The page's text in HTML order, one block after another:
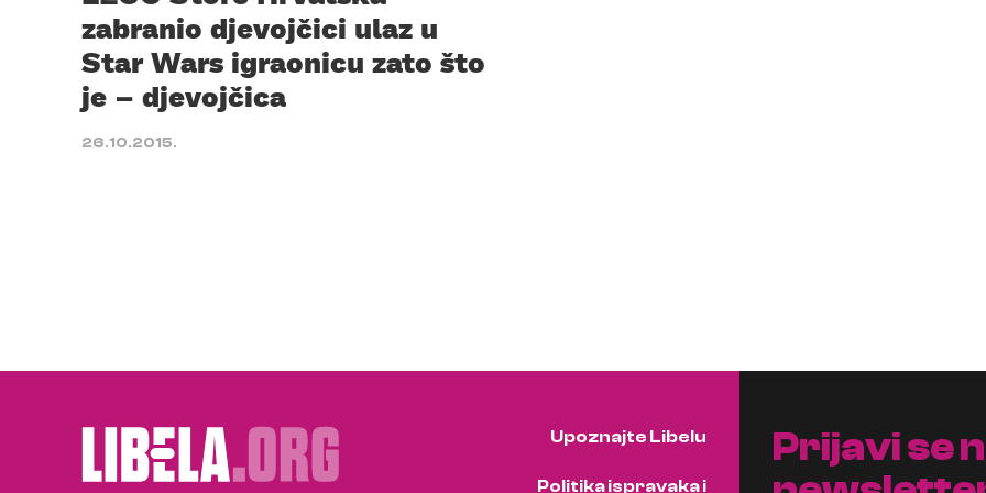
zabranio djevojčici ulaz u
Star Wars igraonicu zato što
je – djevojčica
26.10.2015.
Upoznajte Libelu
Politika ispravaka i
Prijavi se